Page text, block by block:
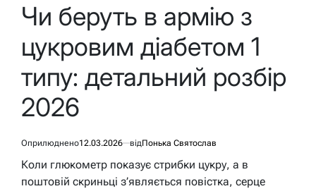
Чи беруть в армію з
цукровим діабетом 1
типу: детальний розбір
2026
Оприлюднено12.03.2026 відПонька Святослав
Коли глюкометр показує стрибки цукру, а в
поштовій скриньці з’являється повістка, серце